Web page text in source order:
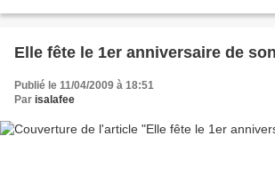
Elle fête le 1er anniversaire de
Publié le 11/04/2009 à 18:51
Par isalafee